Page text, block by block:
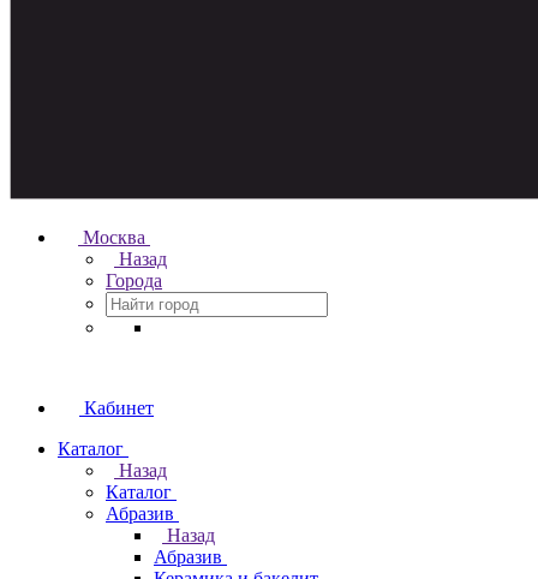
Москва
Назад
Города
Кабинет
Каталог
Назад
Каталог
Абразив
Назад
Абразив